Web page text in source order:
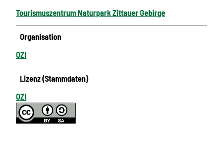
Tourismuszentrum Naturpark Zittauer Gebirge
Organisation
OZI
Lizenz (Stammdaten)
OZI